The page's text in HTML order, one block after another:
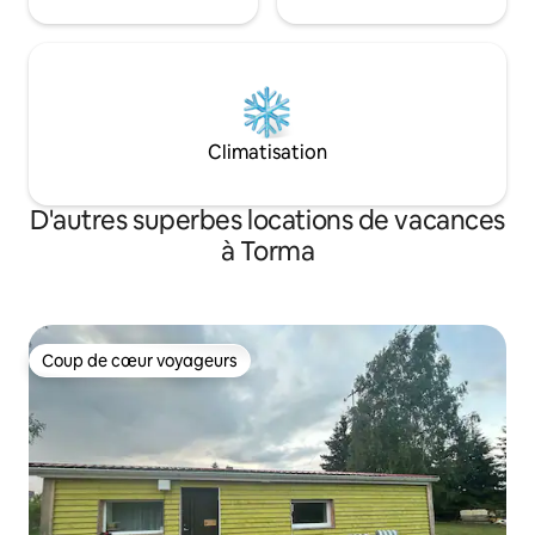
Climatisation
D'autres superbes locations de vacances
à Torma
Coup de cœur voyageurs
Coup de cœur voyageurs